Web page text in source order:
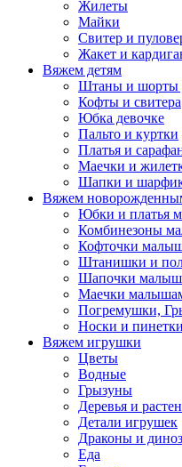
Жилеты
Майки
Свитер и
Жакет и
Вяжем детям
Штаны и шорты
Кофты и свитера
Юбка девочке
Пальто и куртки
Платья и
Маечки и
Шапки и
Вяжем
Юбки и платья
Комбинезоны
Кофточки
Штанишки и
Шапочки
Маечки
Погремушки,
Носки и пинетки
Вяжем игрушки
Цветы
Водные
Грызуны
Деревья и
Детали игрушек
Драконы и
Еда